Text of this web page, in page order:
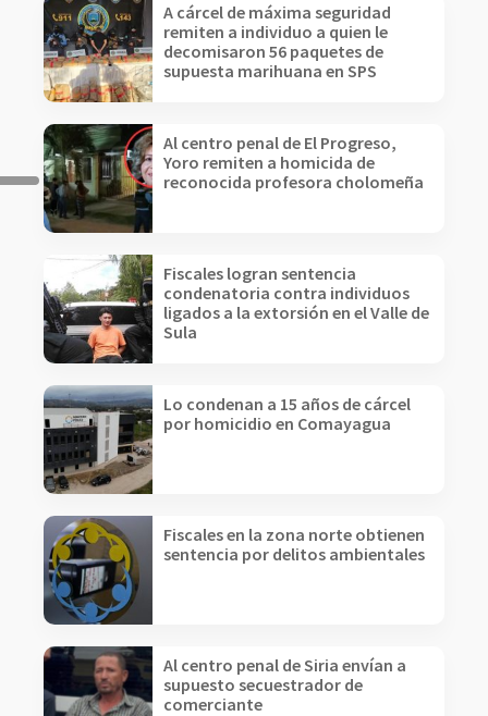
A cárcel de máxima seguridad
remiten a individuo a quien le
decomisaron 56 paquetes de
supuesta marihuana en SPS
Al centro penal de El Progreso,
Yoro remiten a homicida de
reconocida profesora cholomeña
Fiscales logran sentencia
condenatoria contra individuos
ligados a la extorsión en el Valle de
Sula
Lo condenan a 15 años de cárcel
por homicidio en Comayagua
Fiscales en la zona norte obtienen
sentencia por delitos ambientales
Al centro penal de Siria envían a
supuesto secuestrador de
comerciante